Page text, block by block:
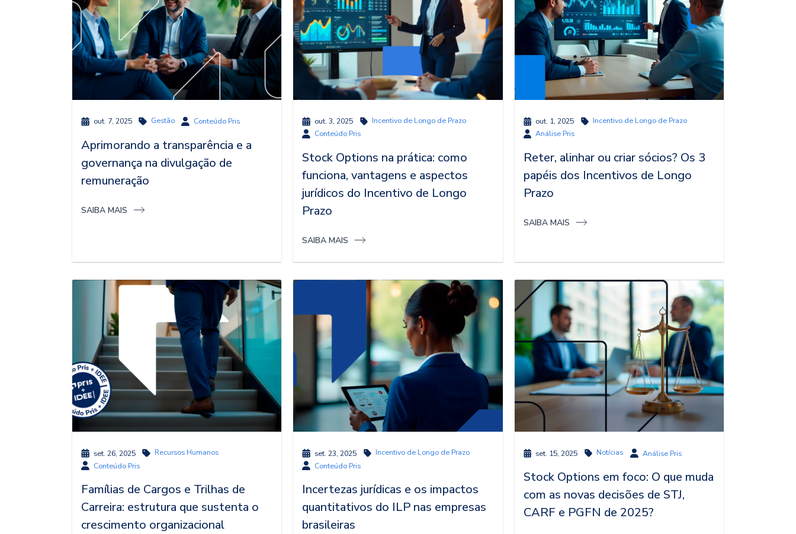
out. 7, 2025 Gestão Conteúdo Pris
Aprimorando a transparência e a
governança na divulgação de
remuneração
SAIBA MAIS
out. 3, 2025
Incentivo de Longo de Prazo
Conteúdo Pris
Stock Options na prática: como
funciona, vantagens e aspectos
jurídicos do Incentivo de Longo
Prazo
SAIBA MAIS
out. 1, 2025
Incentivo de Longo de Prazo
Análise Pris
Reter, alinhar ou criar sócios? Os 3
papéis dos Incentivos de Longo
Prazo
SAIBA MAIS
set. 26, 2025
Recursos Humanos
Conteúdo Pris
Famílias de Cargos e Trilhas de
Carreira: estrutura que sustenta o
crescimento organizacional
set. 23, 2025
Incentivo de Longo de Prazo
Conteúdo Pris
Incertezas jurídicas e os impactos
quantitativos do ILP nas empresas
brasileiras
set. 15, 2025 Notícias Análise Pris
Stock Options em foco: O que muda
com as novas decisões de STJ,
CARF e PGFN de 2025?